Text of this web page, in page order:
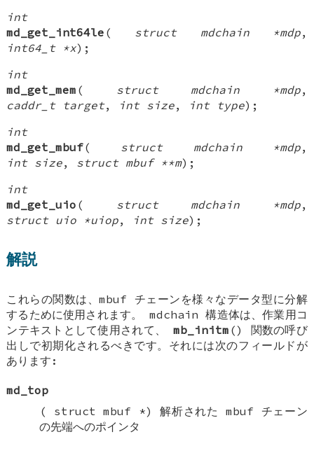
int
md_get_int64le ( struct mdchain *mdp,
int64_t *x);
int
md_get_mem ( struct mdchain *mdp,
caddr_t target, int size, int type);
int
md_get_mbuf( struct mdchain *mdp,
int size, struct mbuf **m);
int
md_get_uio ( struct mdchain *mdp,
struct uio *uiop, int size);
解説
これらの関数は、mbuf チェーンを様々なデータ型に分解
するために使用されます。mdchain 構造体は、作業用コ
ンテキストとして使用されて、mb_initm () 関数の呼び
出しで初期化されるべきです。それには次のフィールドが
あります:
md_top
( struct mbuf *) 解析された mbuf チェーン
の先端へのポインタ